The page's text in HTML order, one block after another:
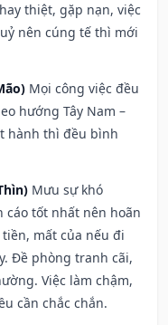
thiệt, gặp nạn, việc
nên cúng tế thì mới
Mọi công việc đều
hướng Tây Nam –
hành thì đều bình
Mưu sự khó
cáo tốt nhất nên hoãn
mất của nếu đi
Đề phòng tranh cãi,
Việc làm chậm,
cần chắc chắn.